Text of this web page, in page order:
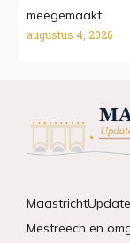
meegemaakt’
augustus 4, 2026
Mestreech en